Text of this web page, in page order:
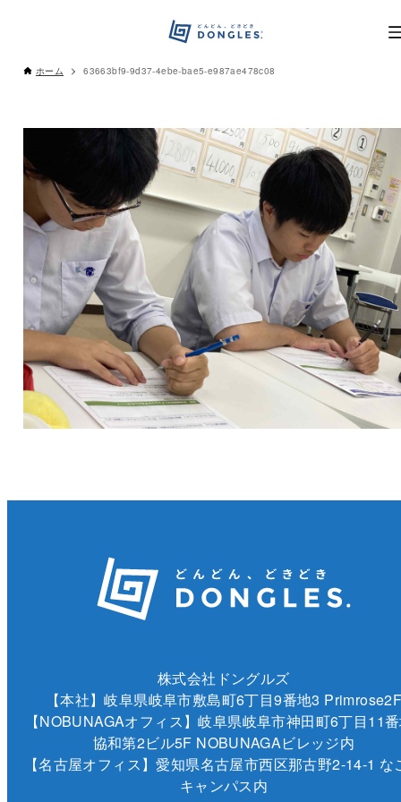
ホーム 63663bf9-9d37-4ebe-bae5-e987ae478c08
株式会社ドングルズ
【本社】岐阜県岐阜市敷島町6丁目9番地3
【NOBUNAGAオフィス】岐阜県岐阜市神田町6丁目11
協和第2ビル5F NOBUNAGAビレッジ内
【名古屋オフィス】愛知県名古屋市西区那古野2-14-1 な
キャンパス内